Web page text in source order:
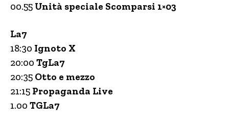
00.55 Unità speciale Scomparsi 1×03
La7
18:30 Ignoto X
20:00 TgLa7
20:35 Otto e mezzo
21:15 Propaganda Live
1.00 TGLa7